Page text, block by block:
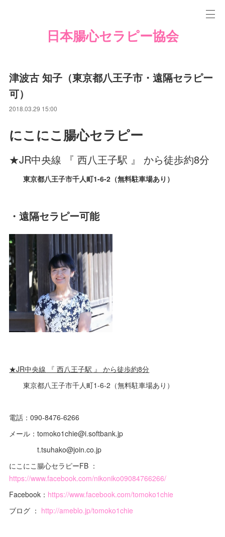
日本腸心セラピー協会
津波古 知子（東京都八王子市・遠隔セラピー
可）
2018.03.29 15:00
にこにこ腸心セラピー
★JR中央線 『 西八王子駅 』 から徒歩約8分
東京都八王子市千人町1-6-2（無料駐車場あり）
・遠隔セラピー可能
★JR中央線 『 西八王子駅 』 から徒歩約8分
東京都八王子市千人町1-6-2（無料駐車場あり）
電話：090-8476-6266
メール：tomoko1chie@i.softbank.jp
t.tsuhako@join.co.jp
にこにこ腸心セラピーFB ：
https://www.facebook.com/nikoniko09084766266/
Facebook： https://www.facebook.com/tomoko1chie
ブログ ： http://ameblo.jp/tomoko1chie